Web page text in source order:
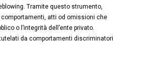
Tramite questo strumento,
atti od omissioni che
o l’integrità dell’ente privato.
da comportamenti discriminatori